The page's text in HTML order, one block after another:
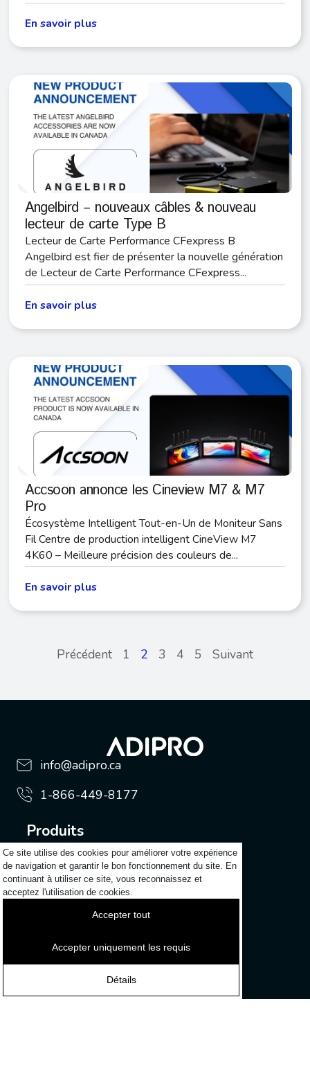
En savoir plus
Angelbird – nouveaux câbles & nouveau
lecteur de carte Type B
Lecteur de Carte Performance CFexpress B
Angelbird est fier de présenter la nouvelle génération
de Lecteur de Carte Performance CFexpress...
En savoir plus
Accsoon annonce les Cineview M7 & M7
Pro
Écosystème Intelligent Tout-en-Un de Moniteur Sans
Fil Centre de production intelligent CineView M7
4K60 – Meilleure précision des couleurs de...
En savoir plus
Précédent 1 2 3 4 5 Suivant
info@adipro.ca
1-866-449-8177
Produits
Audio professionnel et audiovisuel
Vidéo et audio pour la vidéo
Industrie musicale
Assistance
Contact
Découvrir
Ce site utilise des cookies pour améliorer votre expérience
de navigation et garantir le bon fonctionnement du site. En
continuant à utiliser ce site, vous reconnaissez et
acceptez l'utilisation de cookies.
Accepter tout
Accepter uniquement les requis
Détails